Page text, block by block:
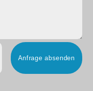
Anfrage absenden